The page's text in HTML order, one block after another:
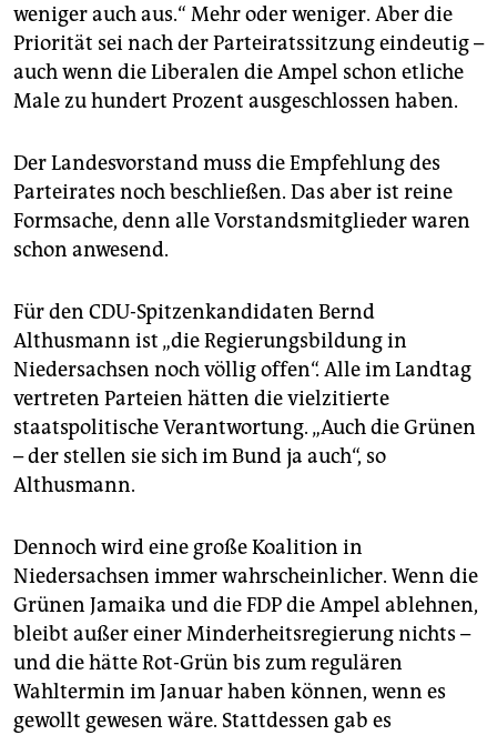
weniger auch aus.“ Mehr oder weniger. Aber die
Priorität sei nach der Parteiratssitzung eindeutig –
auch wenn die Liberalen die Ampel schon etliche
Male zu hundert Prozent ausgeschlossen haben.
Der Landesvorstand muss die Empfehlung des
Parteirates noch beschließen. Das aber ist reine
Formsache, denn alle Vorstandsmitglieder waren
schon anwesend.
Für den CDU-Spitzenkandidaten Bernd
Althusmann ist „die Regierungsbildung in
Niedersachsen noch völlig offen“. Alle im Landtag
vertreten Parteien hätten die vielzitierte
staatspolitische Verantwortung. „Auch die Grünen
– der stellen sie sich im Bund ja auch“, so
Althusmann.
Dennoch wird eine große Koalition in
Niedersachsen immer wahrscheinlicher. Wenn die
Grünen Jamaika und die FDP die Ampel ablehnen,
bleibt außer einer Minderheitsregierung nichts –
und die hätte Rot-Grün bis zum regulären
Wahltermin im Januar haben können, wenn es
gewollt gewesen wäre. Stattdessen gab es